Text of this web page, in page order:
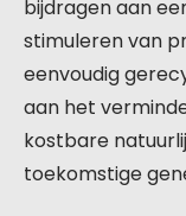
bijdragen aan
stimuleren van
eenvoudig
aan het
kostbare
toekomstige